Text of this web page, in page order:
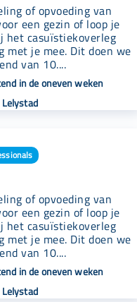
of opvoeding van
een gezin of loop je
het casuïstiekoverleg
met je mee. Dit doen we
van 10....
in de oneven weken
Lelystad
of opvoeding van
een gezin of loop je
het casuïstiekoverleg
met je mee. Dit doen we
van 10....
in de oneven weken
Lelystad